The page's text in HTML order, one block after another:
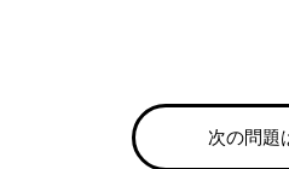
次の問題